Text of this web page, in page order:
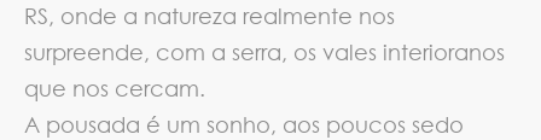
RS, onde a natureza realmente nos
surpreende, com a serra, os vales interioranos
que nos cercam.
A pousada é um sonho, aos poucos sedo